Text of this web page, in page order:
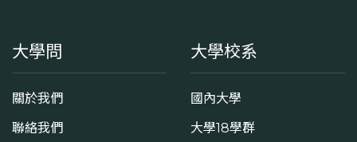
大學問
關於我們
聯絡我們
大學校系
國內大學
大學18學群